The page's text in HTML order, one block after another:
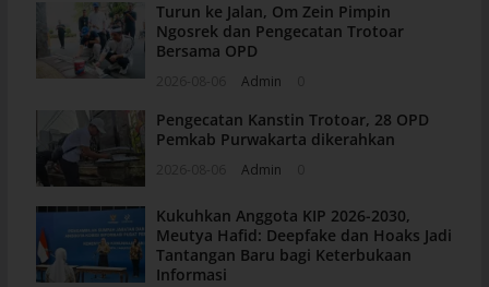
Turun ke Jalan, Om Zein Pimpin
Ngosrek dan Pengecatan Trotoar
Bersama OPD
Admin
Pengecatan Kanstin Trotoar, 28 OPD
Pemkab Purwakarta dikerahkan
Admin
Kukuhkan Anggota KIP 2026-2030,
Meutya Hafid: Deepfake dan Hoaks Jadi
Tantangan Baru bagi Keterbukaan
Informasi